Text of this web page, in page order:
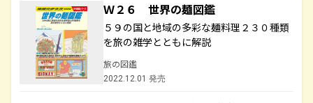
Ｗ２６ 世界の麺図鑑
５９の国と地域の多彩な麺料理２３０種類
を旅の雑学とともに解説
旅の図鑑
2022.12.01 発売